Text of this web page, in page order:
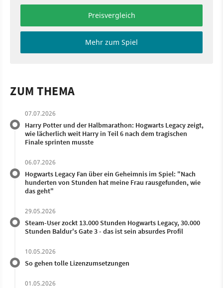
Preisvergleich
Mehr zum Spiel
ZUM THEMA
07.07.2026
Harry Potter und der Halbmarathon: Hogwarts Legacy zeigt,
wie lächerlich weit Harry in Teil 6 nach dem tragischen
Finale sprinten musste
06.07.2026
Hogwarts Legacy Fan über ein Geheimnis im Spiel: "Nach
hunderten von Stunden hat meine Frau rausgefunden, wie
das geht"
29.05.2026
Steam-User zockt 13.000 Stunden Hogwarts Legacy, 30.000
Stunden Baldur's Gate 3 - das ist sein absurdes Profil
10.05.2026
So gehen tolle Lizenzumsetzungen
01.05.2026